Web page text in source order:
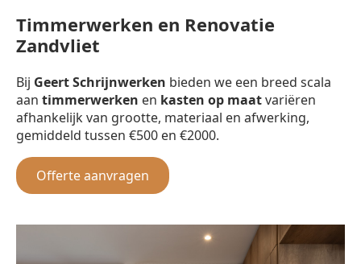
Timmerwerken en Renovatie
Zandvliet
Bij Geert Schrijnwerken bieden we een breed scala
aan timmerwerken en kasten op maatvariëren
afhankelijk van grootte, materiaal en afwerking,
gemiddeld tussen €500 en €2000.
Offerte aanvragen